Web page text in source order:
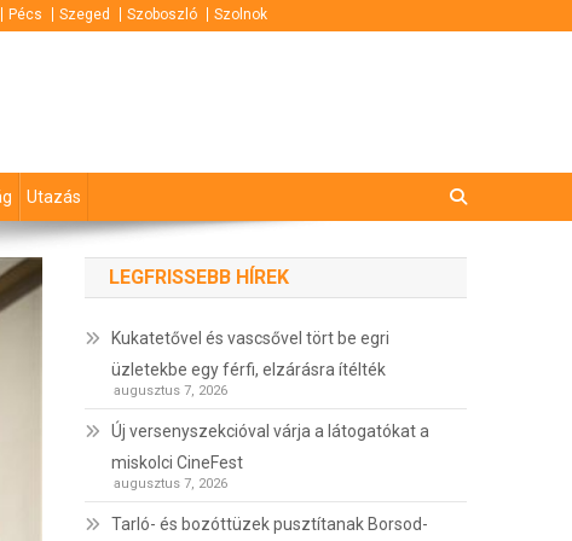
Pécs Szeged Szoboszló Szolnok
Utazás
LEGFRISSEBB HÍREK
Kukatetővel és vascsővel tört be egri
üzletekbe egy férfi, elzárásra ítélték
augusztus 7, 2026
Új versenyszekcióval várja a látogatókat a
miskolci CineFest
augusztus 7, 2026
Tarló- és bozóttüzek pusztítanak Borsod-